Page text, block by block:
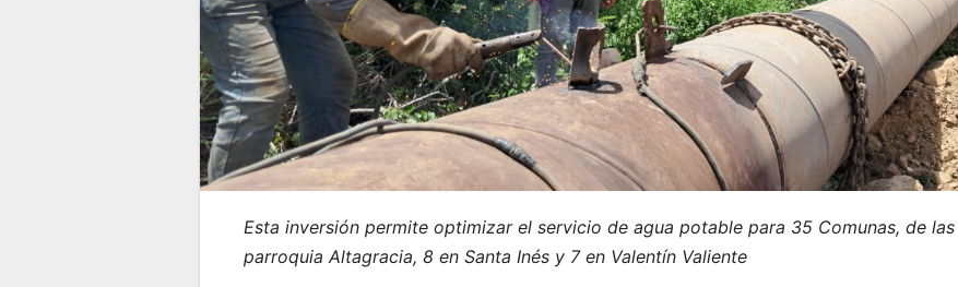
Esta inversión permite optimizar el servicio de agua potable para 35 Comunas, de
parroquia Altagracia, 8 en Santa Inés y 7 en Valentín Valiente